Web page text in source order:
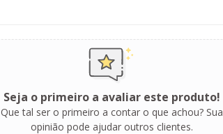
Seja o primeiro a avaliar este produto!
Que tal ser o primeiro a contar o que achou? Sua
opinião pode ajudar outros clientes.